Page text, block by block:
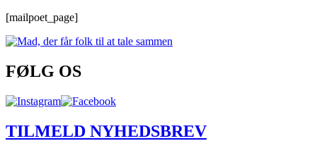
[mailpoet_page]
FØLG OS
TILMELD NYHEDSBREV